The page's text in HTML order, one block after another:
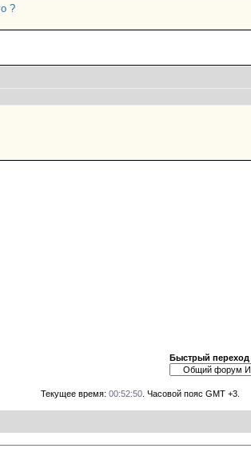
?
Быстрый переход
Текущее время: 00:52:50. Часовой пояс GMT +3.